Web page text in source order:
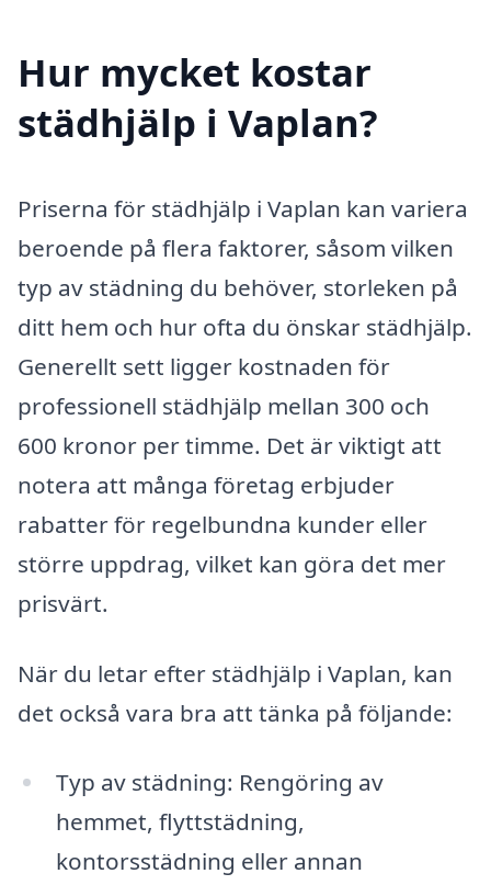
Hur mycket kostar
städhjälp i Vaplan?
Priserna för städhjälp i Vaplan kan variera
beroende på flera faktorer, såsom vilken
typ av städning du behöver, storleken på
ditt hem och hur ofta du önskar städhjälp.
Generellt sett ligger kostnaden för
professionell städhjälp mellan 300 och
600 kronor per timme. Det är viktigt att
notera att många företag erbjuder
rabatter för regelbundna kunder eller
större uppdrag, vilket kan göra det mer
prisvärt.
När du letar efter städhjälp i Vaplan, kan
det också vara bra att tänka på följande:
Typ av städning: Rengöring av
hemmet, flyttstädning,
kontorsstädning eller annan